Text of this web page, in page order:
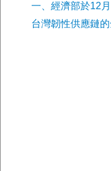
一、經濟部於12
台灣韌性供應鏈